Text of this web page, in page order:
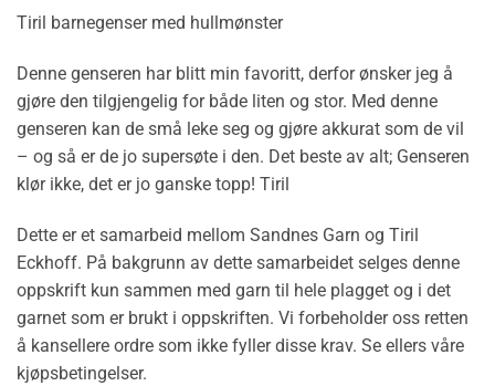
Tiril barnegenser med hullmønster
Denne genseren har blitt min favoritt, derfor ønsker jeg å
gjøre den tilgjengelig for både liten og stor. Med denne
genseren kan de små leke seg og gjøre akkurat som de vil
– og så er de jo supersøte i den. Det beste av alt; Genseren
klør ikke, det er jo ganske topp! Tiril
Dette er et samarbeid mellom Sandnes Garn og Tiril
Eckhoff. På bakgrunn av dette samarbeidet selges denne
oppskrift kun sammen med garn til hele plagget og i det
garnet som er brukt i oppskriften. Vi forbeholder oss retten
å kansellere ordre som ikke fyller disse krav. Se ellers våre
kjøpsbetingelser.